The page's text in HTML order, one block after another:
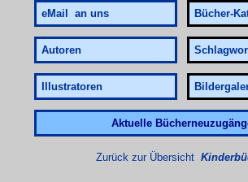
eMail an uns Bücher-
Autoren
Illustratoren
Aktuelle
Zurück zur Übersicht